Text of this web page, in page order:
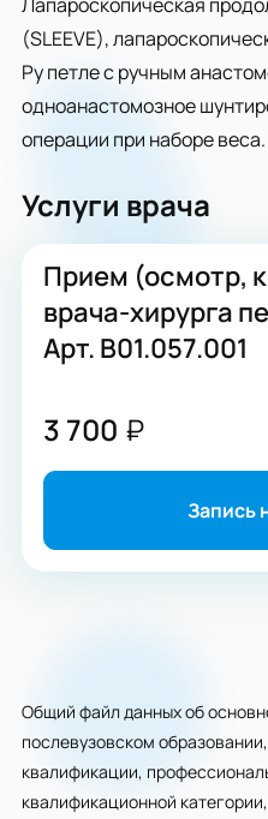
(SLEEVE),
Ру петле с ручным
одноанастомозное
операции при наборе веса.
Услуги врача
Прием (осмотр,
врача-хирурга
Арт. B01.057.001
3 700 ₽
Запись
Общий файл данных об
послевузовском
квалификации,
квалификационной